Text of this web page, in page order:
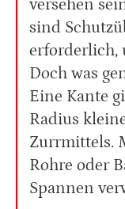
versehen
sind
erforderlich,
Doch was
Eine Kante
Radius
Zurrmittels.
Rohre oder
Spannen